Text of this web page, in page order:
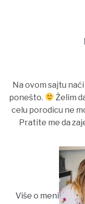
Na ovom sajtu
ponešto.
Želim
celu porodicu ne
Pratite me da
Više o meni